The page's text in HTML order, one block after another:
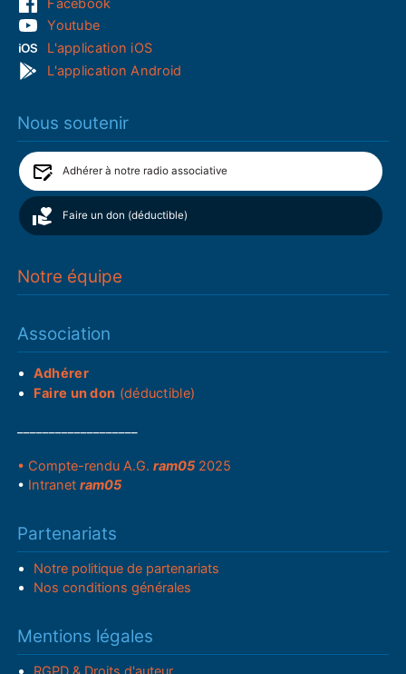
Youtube
L'application iOS
L'application Android
Nous soutenir
Adhérer à notre radio associative
Faire un don (déductible)
Notre équipe
Association
Adhérer
Faire un don (déductible)
• Compte-rendu A.G.ram05 2025
• Intranetram05
Partenariats
Notre politique de partenariats
Nos conditions générales
Mentions légales